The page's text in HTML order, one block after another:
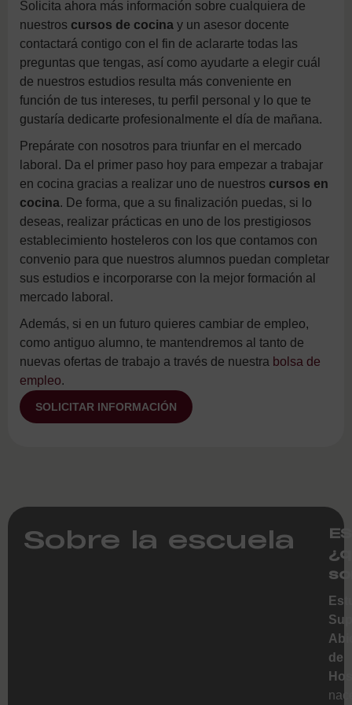
Solicita ahora más información sobre cualquiera de
nuestros cursos de cocina y un asesor docente
contactará contigo con el fin de aclararte todas las
preguntas que tengas, así como ayudarte a elegir cuál
de nuestros estudios resulta más conveniente en
función de tus intereses, tu perfil personal y lo que te
gustaría dedicarte profesionalmente el día de mañana.
Prepárate con nosotros para triunfar en el mercado
laboral. Da el primer paso hoy para empezar a trabajar
en cocina gracias a realizar uno de nuestros cursos en
cocina. De forma, que a su finalización puedas, si lo
deseas, realizar prácticas en uno de los prestigiosos
establecimiento hosteleros con los que contamos con
convenio para que nuestros alumnos puedan completar
sus estudios e incorporarse con la mejor formación al
mercado laboral.
Además, si en un futuro quieres cambiar de empleo,
como antiguo alumno, te mantendremos al tanto de
nuevas ofertas de trabajo a través de nuestra bolsa de
empleo.
SOLICITAR INFORMACIÓN
Sobre la escuela
de